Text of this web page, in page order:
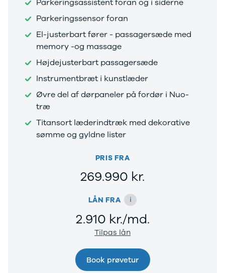
Parkeringsassistent foran og i siderne
Parkeringssensor foran
El-justerbart fører - passagersæde med
memory -og massage
Højdejusterbart passagersæde
Instrumentbræt i kunstlæder
Øvre del af dørpaneler på fordør i Nuo-
træ
Titansort læderindtræk med dekorative
sømme og gyldne lister
PRIS FRA
269.990 kr.
LÅN FRA i
2.910 kr./md.
Tilpas lån
Book prøvetur